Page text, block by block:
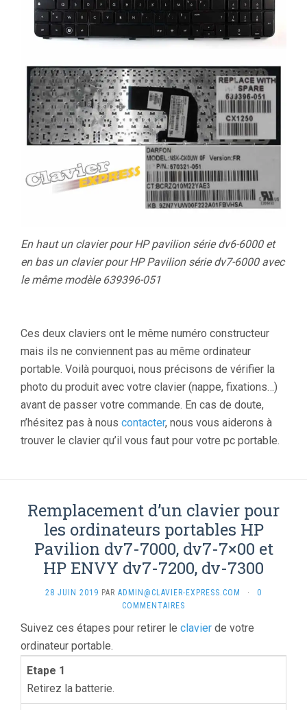
En haut un clavier pour HP pavilion série dv6-6000 et
en bas un clavier pour HP Pavilion série dv7-6000 avec
le même modèle 639396-051
Ces deux claviers ont le même numéro constructeur
mais ils ne conviennent pas au même ordinateur
portable. Voilà pourquoi, nous précisons de vérifier la
photo du produit avec votre clavier (nappe, fixations…)
avant de passer votre commande. En cas de doute,
n’hésitez pas à nous contacter, nous vous aiderons à
trouver le clavier qu’il vous faut pour votre pc portable.
Remplacement d’un clavier pour
les ordinateurs portables HP
Pavilion dv7-7000, dv7-7×00 et
HP ENVY dv7-7200, dv-7300
28 JUIN 2019 PAR ADMIN@CLAVIER-EXPRESS.COM ·
0
COMMENTAIRES
Suivez ces étapes pour retirer le clavier de votre
ordinateur portable.
Etape 1
Retirez la batterie.